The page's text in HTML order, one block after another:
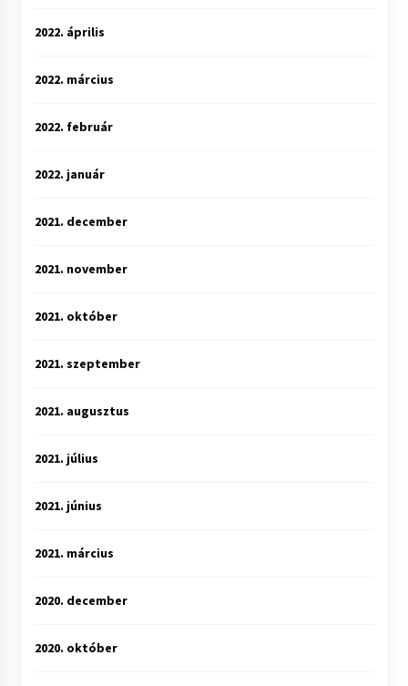
2022. április
2022. március
2022. február
2022. január
2021. december
2021. november
2021. október
2021. szeptember
2021. augusztus
2021. július
2021. június
2021. március
2020. december
2020. október